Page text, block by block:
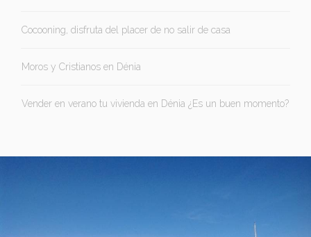
Cocooning, disfruta del placer de no salir de casa
Moros y Cristianos en Dénia
Vender en verano tu vivienda en Dénia ¿Es un buen momento?